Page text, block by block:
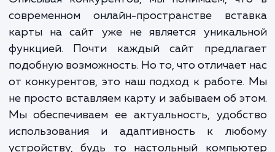
Однако подключение карты на сайт - это
первый шаг. Мы также заботимся о том,
эта карта была удобна и информативна
ваших пользователей. Мы настраиваем ее
чтобы она отображала все
детали: от маршрутов и расстояний до
часов и контактной информации.